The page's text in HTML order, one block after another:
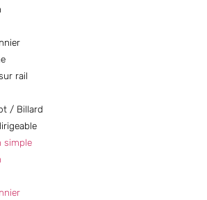
rail
/ Billard
simple